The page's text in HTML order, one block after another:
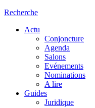
Recherche
Actu
Conjoncture
Agenda
Salons
Evénements
Nominations
A lire
Guides
Juridique